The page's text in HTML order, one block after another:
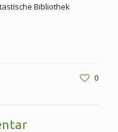
Bibliothek
0